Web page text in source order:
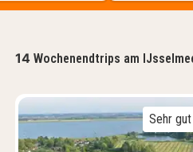
14 Wochenendtrips am
Sehr gut